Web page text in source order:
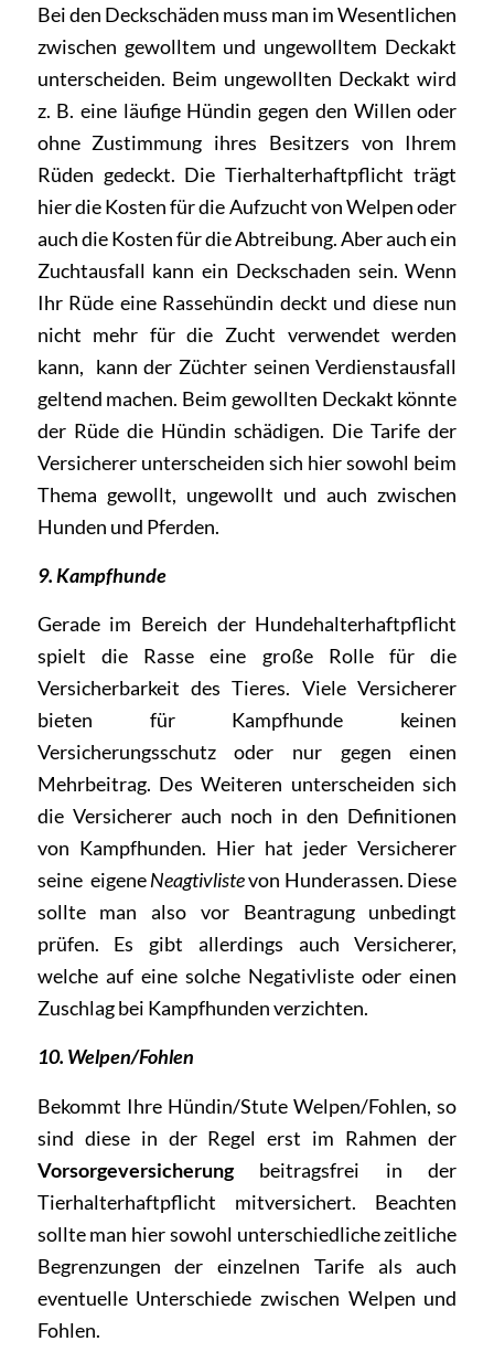
Bei den Deckschäden muss man im Wesentlichen
zwischen gewolltem und ungewolltem Deckakt
unterscheiden. Beim ungewollten Deckakt wird
z. B. eine läufige Hündin gegen den Willen oder
ohne Zustimmung ihres Besitzers von Ihrem
Rüden gedeckt. Die Tierhalterhaftpflicht trägt
hier die Kosten für die Aufzucht von Welpen oder
auch die Kosten für die Abtreibung. Aber auch ein
Zuchtausfall kann ein Deckschaden sein. Wenn
Ihr Rüde eine Rassehündin deckt und diese nun
nicht mehr für die Zucht verwendet werden
kann, kann der Züchter seinen Verdienstausfall
geltend machen. Beim gewollten Deckakt könnte
der Rüde die Hündin schädigen. Die Tarife der
Versicherer unterscheiden sich hier sowohl beim
Thema gewollt, ungewollt und auch zwischen
Hunden und Pferden.
9. Kampfhunde
Gerade im Bereich der Hundehalterhaftpflicht
spielt die Rasse eine große Rolle für die
Versicherbarkeit des Tieres. Viele Versicherer
bieten für Kampfhunde keinen
Versicherungsschutz oder nur gegen einen
Mehrbeitrag. Des Weiteren unterscheiden sich
die Versicherer auch noch in den Definitionen
von Kampfhunden. Hier hat jeder Versicherer
seine eigeneNeagtivlistevon Hunderassen. Diese
sollte man also vor Beantragung unbedingt
prüfen. Es gibt allerdings auch Versicherer,
welche auf eine solche Negativliste oder einen
Zuschlag bei Kampfhunden verzichten.
10. Welpen/Fohlen
Bekommt Ihre Hündin/Stute Welpen/Fohlen, so
sind diese in der Regel erst im Rahmen der
Vorsorgeversicherungbeitragsfrei in der
Tierhalterhaftpflicht mitversichert. Beachten
sollte man hier sowohl unterschiedliche zeitliche
Begrenzungen der einzelnen Tarife als auch
eventuelle Unterschiede zwischen Welpen und
Fohlen.